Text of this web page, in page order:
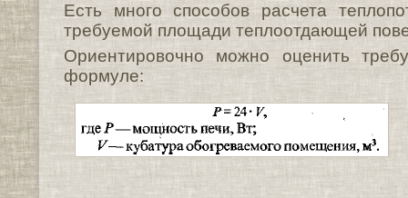
Есть много способов расчета
требуемой площади теплоотдающей
Ориентировочно можно оценить
формуле: